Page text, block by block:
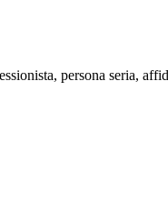
persona seria,